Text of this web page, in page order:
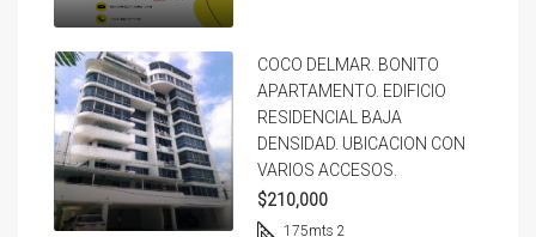
COCO DELMAR. BONITO
APARTAMENTO. EDIFICIO
RESIDENCIAL BAJA
DENSIDAD. UBICACION CON
VARIOS ACCESOS.
$210,000
175mts 2